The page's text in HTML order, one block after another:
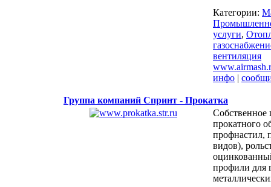
Категории:
услуги,
вентиляция
инфо |
Группа компаний Спринт - Прокатка
Собственное
прокатного
профнастил,
видов),
профили для